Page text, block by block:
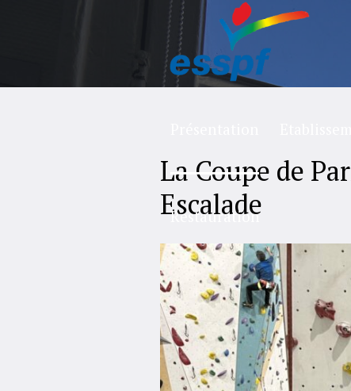
Restauration
La Coupe de
Escalade